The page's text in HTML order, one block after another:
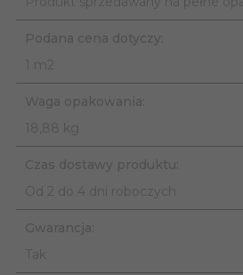
Podana cena dotyczy:
1 m2
Waga opakowania:
18,88 kg
Czas dostawy produktu:
Od 2 do 4 dni roboczych
Gwarancja:
Tak